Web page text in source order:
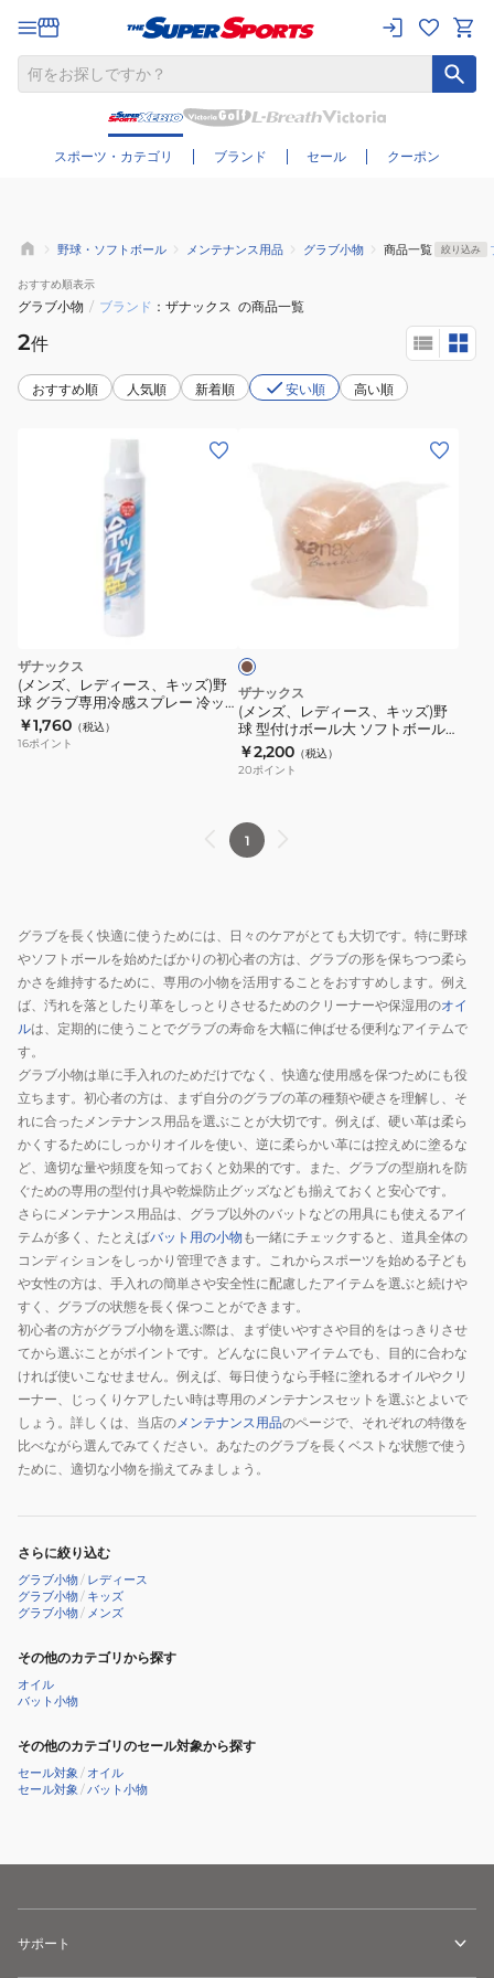
スポーツ・カテゴリ ブランド セール クーポン
さらに絞り込む
野球・ソフトボール メンテナンス用品 グラブ小物 商品一覧 絞り込み
おすすめ順表示
グラブ小物 / ブランド ザナックス の商品一覧
2件
おすすめ順 人気順 新着順 安い順 高い順
ザナックス
(メンズ、レディース、キッズ)野
球 グラブ専用冷感スプレー 冷ッ
クス BAOHYS1
￥1,760 （税込）
16ポイント
キ
ッ
ズ)
野
球
け
大
ソ
フ
ト
ー
ル
2
号
球
サ
イ
ズ
BGF41
ウ
ザナックス
(メンズ、レディース、キッズ)野
球 型付けボール大 ソフトボール2
号球サイズ BGF41
￥2,200 （税込）
20ポイント
1
グラブを長く快適に使うためには、日々のケアがとても大切です。特に野球
やソフトボールを始めたばかりの初心者の方は、グラブの形を保ちつつ柔ら
かさを維持するために、専用の小物を活用することをおすすめします。例え
ば、汚れを落としたり革をしっとりさせるためのクリーナーや保湿用のオイ
ルは、定期的に使うことでグラブの寿命を大幅に伸ばせる便利なアイテムで
す。
グラブ小物は単に手入れのためだけでなく、快適な使用感を保つためにも役
立ちます。初心者の方は、まず自分のグラブの革の種類や硬さを理解し、そ
れに合ったメンテナンス用品を選ぶことが大切です。例えば、硬い革は柔ら
かくするためにしっかりオイルを使い、逆に柔らかい革には控えめに塗るな
ど、適切な量や頻度を知っておくと効果的です。また、グラブの型崩れを防
ぐための専用の型付け具や乾燥防止グッズなども揃えておくと安心です。
さらにメンテナンス用品は、グラブ以外のバットなどの用具にも使えるアイ
テムが多く、たとえばバット用の小物 も一緒にチェックすると、道具全体の
コンディションをしっかり管理できます。これからスポーツを始める子ども
や女性の方は、手入れの簡単さや安全性に配慮したアイテムを選ぶと続けや
すく、グラブの状態を長く保つことができます。
初心者の方がグラブ小物を選ぶ際は、まず使いやすさや目的をはっきりさせ
てから選ぶことがポイントです。どんなに良いアイテムでも、目的に合わな
ければ使いこなせません。例えば、毎日使うなら手軽に塗れるオイルやクリ
ーナー、じっくりケアしたい時は専用のメンテナンスセットを選ぶとよいで
しょう。詳しくは、当店のメンテナンス用品のページで、それぞれの特徴を
比べながら選んでみてください。あなたのグラブを長くベストな状態で使う
ために、適切な小物を揃えてみましょう。
さらに絞り込む
グラブ小物/ レディース
グラブ小物/ キッズ
グラブ小物/ メンズ
その他のカテゴリから探す
オイル
バット小物
その他のカテゴリのセール対象から探す
セール対象 / オイル
セール対象 /バット小物
サポート